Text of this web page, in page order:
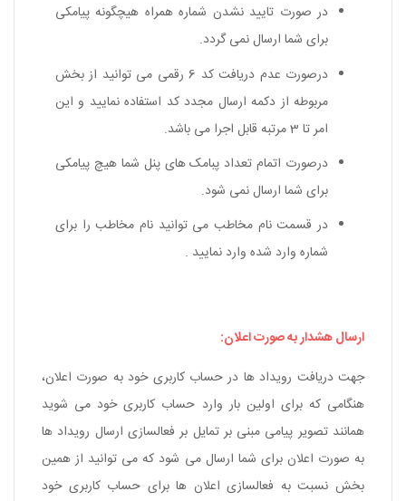
در صورت تایید نشدن شماره همراه هیچگونه پیامکی
برای شما ارسال نمی گردد.
درصورت عدم دریافت کد 6 رقمی می توانید از بخش
مربوطه از دکمه ارسال مجدد کد استفاده نمایید و این
امر تا 3 مرتبه قابل اجرا می باشد.
درصورت اتمام تعداد پبامک های پنل شما هیچ پیامکی
برای شما ارسال نمی شود.
در قسمت نام مخاطب می توانید نام مخاطب را برای
شماره وارد شده وارد نمایید .
ارسال هشدار به صورتاعلان:
جهت دریافت رویداد ها در حساب کاربری خود به صورت اعلان،
هنگامی که برای اولین بار وارد حساب کاربری خود می شوید
همانند تصویر پیامی مبنی بر تمایل بر فعالسازی ارسال رویداد ها
به صورت اعلانبرای شما ارسال می شود که می توانید از همین
بخش نسبت به فعالسازی اعلان ها برای حساب کاربری خود